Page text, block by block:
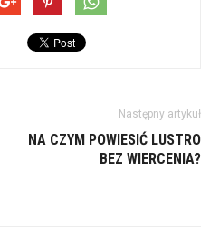
Następny artykuł
NA CZYM POWIESIĆ LUSTRO
BEZ WIERCENIA?